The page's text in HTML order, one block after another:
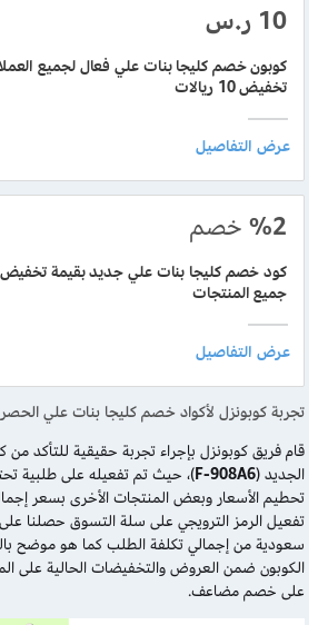
10 ر.س
كوبون خصم كليجا بنات علي فعال لجميع
تخفيض 10 ريالات
%2 خصم
جميع المنتجات
تجربة كوبونزل لأكواد خصم كليجا بنات علي
قام فريق كوبونزل بإجراء تجربة حقيقية للتأكد
الجديد (F-908A6)، حيث تم تفعيله على طلبية
سعودية من إجمالي تكلفة الطلب كما هو موضح
الكوبون ضمن العروض والتخفيضات الحالية على
على خصم مضاعف.